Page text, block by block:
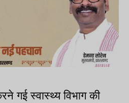
गई स्वास्थ्य विभाग की